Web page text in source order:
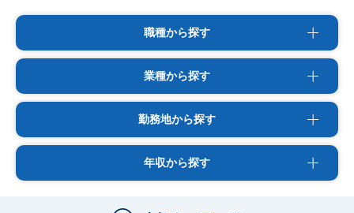
職種から探す
業種から探す
勤務地から探す
年収から探す